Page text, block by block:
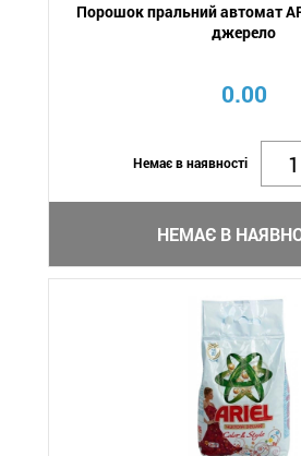
Порошок пральний автомат
джерело
0.00
Немає в наявності
НЕМАЄ В